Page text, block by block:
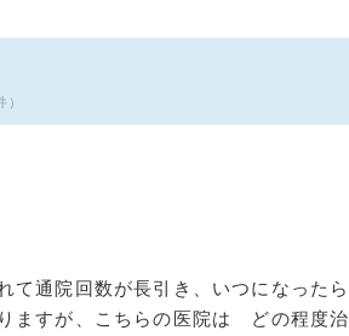
て通院回数が長引き、いつになったら
ますが、こちらの医院は どの程度治